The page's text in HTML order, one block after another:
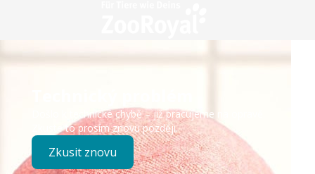
Došlo k technické chybě – již pracujeme na opravě.
Zkuste to prosím znovu později.
Zkusit znovu